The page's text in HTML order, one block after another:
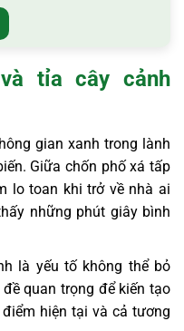
tỉa cây cảnh
gian xanh trong lành
Giữa chốn phố xá tấp
lo toan khi trở về nhà ai
những phút giây bình
là yếu tố không thể bỏ
quan trọng để kiến tạo
hiện tại và cả tương